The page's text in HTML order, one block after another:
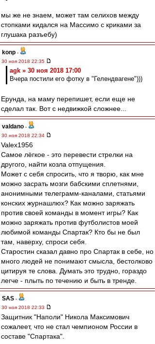
мы же не знаем, может там селихов между
стопками кидался на Массимо с криками за
глушака разъебу)
konp -
30 ноя 2018 22:35
agk » 30 ноя 2018 17:00
Вчера постили его фотку в "Гелендвагене")))
Ерунда, на маму перепишет, если еще не
сделал так. Вот с недвижкой сложнее...
valdano -
30 ноя 2018 22:34
Valex1956
Самое лёгкое - это перевести стрелки на
другого, найти козла отпущения.
Может с себя спросить, что я творю, как мне
можно засрать мозги бабскими сплетнями,
анонимными телеграмм-каналами, статьями
конских журнашлюх? Как можно заряжать
против своей команды в момент игры? Как
можно заряжать против футболистов моей
любимой команды Спартак? Кто бы не был
там, наверху, спроси себя.
Старостин сказал давно про Спартак в себе, но
много людей не понимают смысла, бестолково
цитируя те слова. Думать это трудно, гораздо
легче - плыть по течению и быть в тренде.
SAS -
30 ноя 2018 22:33
Защитник "Наполи" Никола Максимович
сожалеет, что не стал чемпионом России в
составе "Спартака".